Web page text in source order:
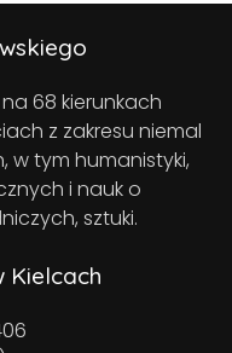
68 kierunkach
z zakresu niemal
w tym humanistyki,
i nauk o
sztuki.
Kielcach